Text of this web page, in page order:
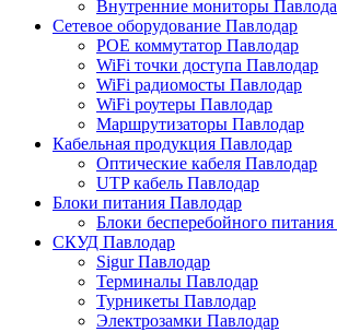
Внутренние мониторы
Сетевое оборудование Павлодар
POE коммутатор Павлодар
WiFi точки доступа Павлодар
WiFi радиомосты Павлодар
WiFi роутеры Павлодар
Маршрутизаторы Павлодар
Кабельная продукция Павлодар
Оптические кабеля Павлодар
UTP кабель Павлодар
Блоки питания Павлодар
Блоки бесперебойного
СКУД Павлодар
Sigur Павлодар
Терминалы Павлодар
Турникеты Павлодар
Электрозамки Павлодар